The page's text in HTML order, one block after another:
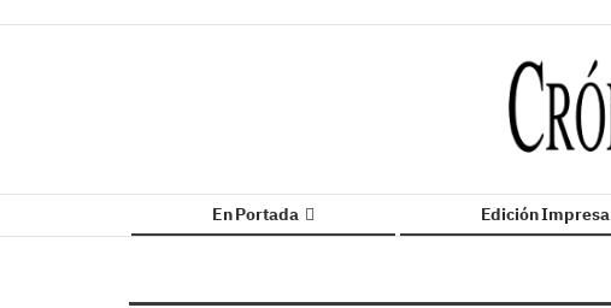
En Portada Edición Impresa